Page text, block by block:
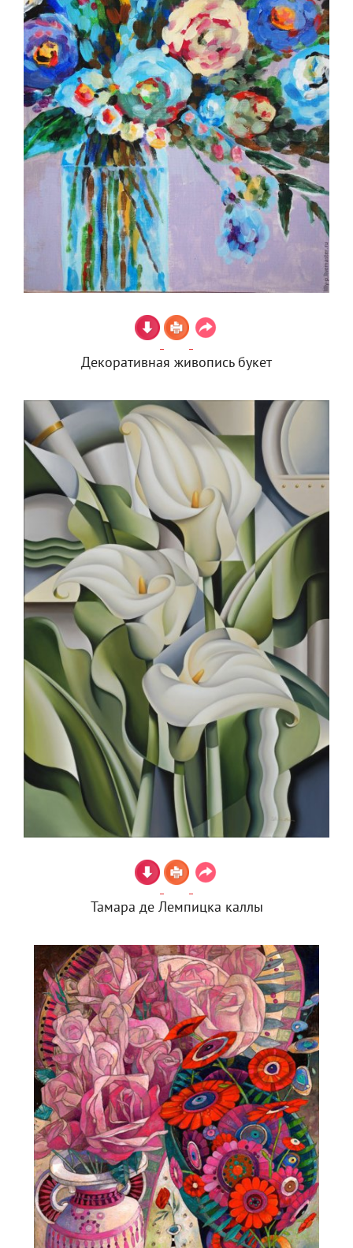
Декоративная живопись букет
Тамара де Лемпицка каллы